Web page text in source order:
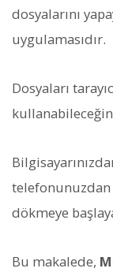
dosyalarını
uygulamasıdır.
Dosyaları
telefonunuzdan
dökmeye
Bu makalede,